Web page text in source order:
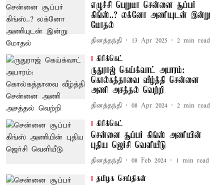
எழுச்சி பெறுமா சென்னை சூப்பர்
கிங்ஸ்..? லக்னோ அணியுடன் இன்று
மோதல்
தினத்தந்தி 13 Apr 2025 2 min read
கிரிக்கெட்
ருதுராஜ் கெய்க்வாட் அபாரம்:
கொல்கத்தாவை வீழ்த்தி சென்னை
அணி அசத்தல் வெற்றி
தினத்தந்தி 08 Apr 2024 2 min read
கிரிக்கெட்
சென்னை சூப்பர் கிங்ஸ் அணியின்
புதிய ஜெர்சி வெளியீடு
தினத்தந்தி 08 Feb 2024 1 min read
தமிழக செய்திகள்